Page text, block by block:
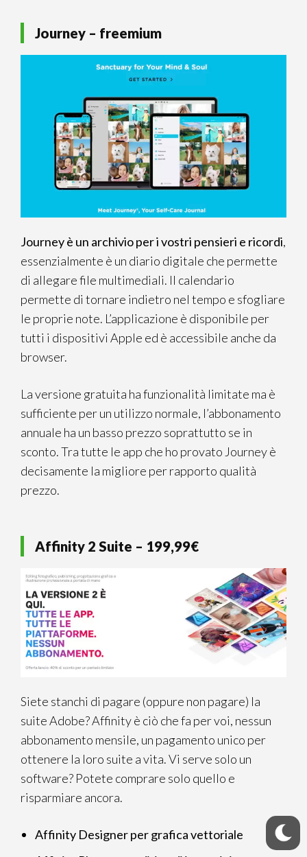
Journey – freemium
Journey è un archivio per i vostri pensieri e ricordi,
essenzialmente è un diario digitale che permette
di allegare file multimediali. Il calendario
permette di tornare indietro nel tempo e sfogliare
le proprie note. L’applicazione è disponibile per
tutti i dispositivi Apple ed è accessibile anche da
browser.
La versione gratuita ha funzionalità limitate ma è
sufficiente per un utilizzo normale, l’abbonamento
annuale ha un basso prezzo soprattutto se in
sconto. Tra tutte le app che ho provato Journey è
decisamente la migliore per rapporto qualità
prezzo.
Affinity 2 Suite – 199,99€
Siete stanchi di pagare (oppure non pagare) la
suite Adobe? Affinity è ciò che fa per voi, nessun
abbonamento mensile, un pagamento unico per
ottenere la loro suite a vita. Vi serve solo un
software? Potete comprare solo quello e
risparmiare ancora.
Affinity Designer per grafica vettoriale